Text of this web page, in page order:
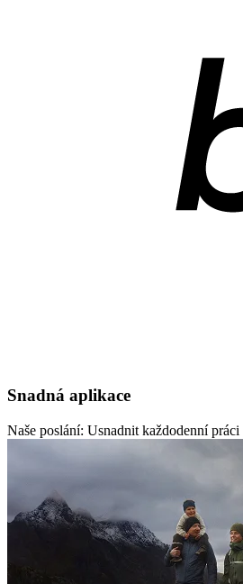
Snadná aplikace
Naše poslání: Usnadnit každodenní práci